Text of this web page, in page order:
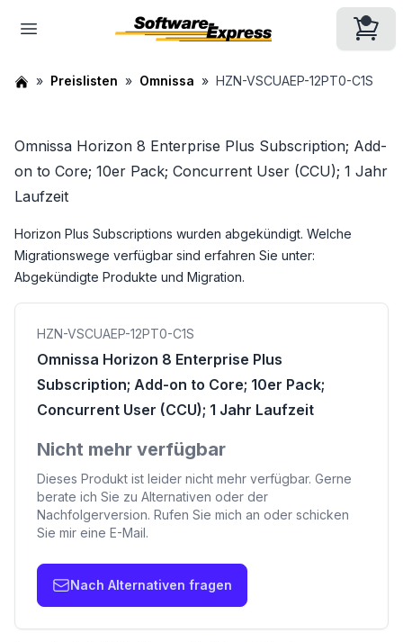
Preislisten Omnissa HZN-VSCUAEP-12PT0-C1S
Omnissa Horizon 8 Enterprise Plus Subscription; Add-
on to Core; 10er Pack; Concurrent User (CCU); 1 Jahr
Laufzeit
Horizon Plus Subscriptions wurden abgekündigt. Welche
Migrationswege verfügbar sind erfahren Sie unter:
Abgekündigte Produkte und Migration.
HZN-VSCUAEP-12PT0-C1S
Omnissa Horizon 8 Enterprise Plus
Subscription; Add-on to Core; 10er Pack;
Concurrent User (CCU); 1 Jahr Laufzeit
Nicht mehr verfügbar
Dieses Produkt ist leider nicht mehr verfügbar. Gerne
berate ich Sie zu Alternativen oder der
Nachfolgerversion. Rufen Sie mich an oder schicken
Sie mir eine E-Mail.
Nach Alternativen fragen